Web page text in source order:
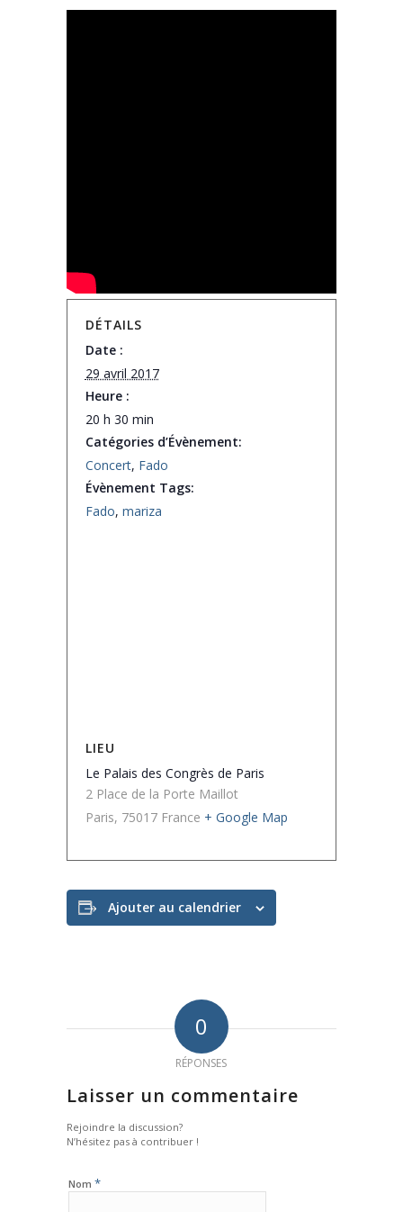
DÉTAILS
Date :
29 avril 2017
Heure :
20 h 30 min
Catégories d’Évènement:
Concert, Fado
Évènement Tags:
Fado, mariza
LIEU
Le Palais des Congrès de Paris
2 Place de la Porte Maillot
Paris, 75017 France + Google Map
Ajouter au calendrier
0
RÉPONSES
Laisser un commentaire
Rejoindre la discussion?
N’hésitez pas à contribuer !
Nom *